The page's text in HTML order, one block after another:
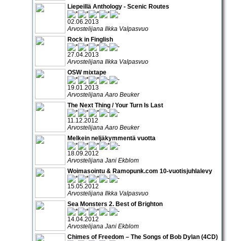
Liepeillä Anthology - Scenic Routes
02.06.2013
Arvostelijana Ilkka Valpasvuo
Rock in Finglish
27.04.2013
Arvostelijana Ilkka Valpasvuo
OSW mixtape
19.01.2013
Arvostelijana Aaro Beuker
The Next Thing / Your Turn Is Last
11.12.2012
Arvostelijana Aaro Beuker
Melkein neljäkymmentä vuotta
18.09.2012
Arvostelijana Jani Ekblom
Woimasointu & Ramopunk.com 10-vuotisjuhlalevy
15.05.2012
Arvostelijana Ilkka Valpasvuo
Sea Monsters 2. Best of Brighton
14.04.2012
Arvostelijana Jani Ekblom
Chimes of Freedom – The Songs of Bob Dylan (4CD)